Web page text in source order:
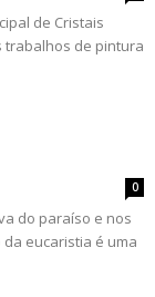
de Cristais
de pintura
0
do paraíso e nos
da eucaristia é uma